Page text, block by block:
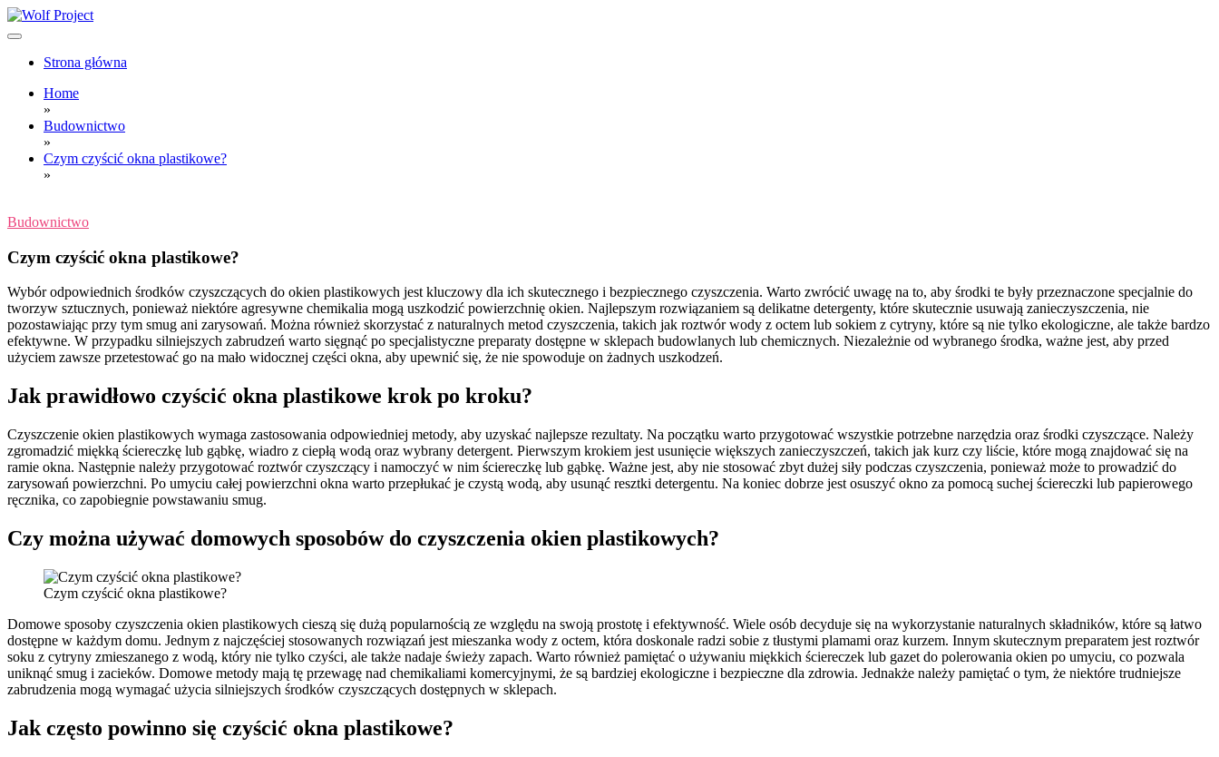
Skip
to
Wolf Project
Strona główna
Home
»
Budownictwo
»
Czym czyścić okna plastikowe?
»
Budownictwo
Czym czyścić okna plastikowe?
Wybór odpowiednich środków czyszczących do okien plastikowych jest kluczowy dla ich skutecznego i bezpiecznego czyszczenia. Warto zwrócić uwagę na to, aby środki te były przeznaczone specjalnie do
tworzyw sztucznych, ponieważ niektóre agresywne chemikalia mogą uszkodzić powierzchnię okien. Najlepszym rozwiązaniem są delikatne detergenty, które skutecznie usuwają zanieczyszczenia, nie
pozostawiając przy tym smug ani zarysowań. Można również skorzystać z naturalnych metod czyszczenia, takich jak roztwór wody z octem lub sokiem z cytryny, które są nie tylko ekologiczne, ale także bardzo
efektywne. W przypadku silniejszych zabrudzeń warto sięgnąć po specjalistyczne preparaty dostępne w sklepach budowlanych lub chemicznych. Niezależnie od wybranego środka, ważne jest, aby przed
użyciem zawsze przetestować go na mało widocznej części okna, aby upewnić się, że nie spowoduje on żadnych uszkodzeń.
Jak prawidłowo czyścić okna plastikowe krok po kroku?
Czyszczenie okien plastikowych wymaga zastosowania odpowiedniej metody, aby uzyskać najlepsze rezultaty. Na początku warto przygotować wszystkie potrzebne narzędzia oraz środki czyszczące. Należy
zgromadzić miękką ściereczkę lub gąbkę, wiadro z ciepłą wodą oraz wybrany detergent. Pierwszym krokiem jest usunięcie większych zanieczyszczeń, takich jak kurz czy liście, które mogą znajdować się na
ramie okna. Następnie należy przygotować roztwór czyszczący i namoczyć w nim ściereczkę lub gąbkę. Ważne jest, aby nie stosować zbyt dużej siły podczas czyszczenia, ponieważ może to prowadzić do
zarysowań powierzchni. Po umyciu całej powierzchni okna warto przepłukać je czystą wodą, aby usunąć resztki detergentu. Na koniec dobrze jest osuszyć okno za pomocą suchej ściereczki lub papierowego
ręcznika, co zapobiegnie powstawaniu smug.
Czy można używać domowych sposobów do czyszczenia okien plastikowych?
Czym czyścić okna plastikowe?
Domowe sposoby czyszczenia okien plastikowych cieszą się dużą popularnością ze względu na swoją prostotę i efektywność. Wiele osób decyduje się na wykorzystanie naturalnych składników, które są łatwo
dostępne w każdym domu. Jednym z najczęściej stosowanych rozwiązań jest mieszanka wody z octem, która doskonale radzi sobie z tłustymi plamami oraz kurzem. Innym skutecznym preparatem jest roztwór
soku z cytryny zmieszanego z wodą, który nie tylko czyści, ale także nadaje świeży zapach. Warto również pamiętać o używaniu miękkich ściereczek lub gazet do polerowania okien po umyciu, co pozwala
uniknąć smug i zacieków. Domowe metody mają tę przewagę nad chemikaliami komercyjnymi, że są bardziej ekologiczne i bezpieczne dla zdrowia. Jednakże należy pamiętać o tym, że niektóre trudniejsze
zabrudzenia mogą wymagać użycia silniejszych środków czyszczących dostępnych w sklepach.
Jak często powinno się czyścić okna plastikowe?